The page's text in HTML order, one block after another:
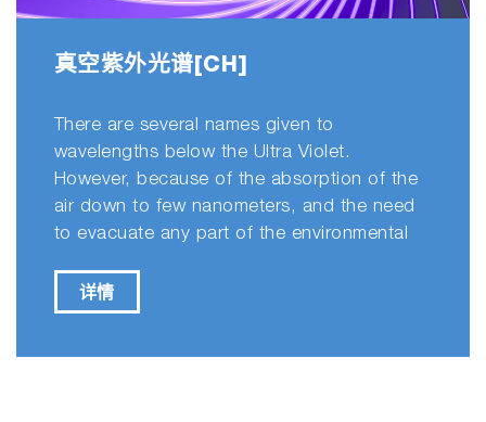
真空紫外光谱[CH]
There are several names given to
wavelengths below the Ultra Violet.
However, because of the absorption of the
air down to few nanometers, and the need
to evacuate any part of the environmental
详情